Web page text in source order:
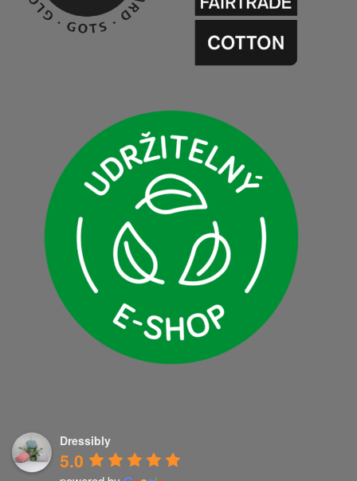
Dressibly
5.0